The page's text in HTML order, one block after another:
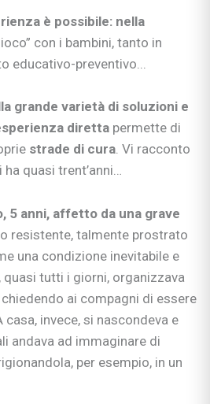
è possibile: nella
con i bambini, tanto in
educativo-preventivo...
grande varietà di soluzioni e
diretta permette di
strade di cura. Vi racconto
quasi trent’anni…
5 anni, affetto da una grave
resistente, talmente prostrato
una condizione inevitabile e
quasi tutti i giorni, organizzava
ai compagni di essere
invece, si nascondeva e
andava ad immaginare di
per esempio, in un